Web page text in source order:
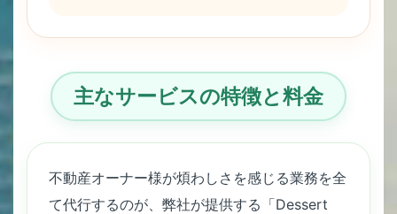
主なサービスの特徴と料金
不動産オーナー様が煩わしさを感じる業務を全
て代行するのが、弊社が提供する「Dessert